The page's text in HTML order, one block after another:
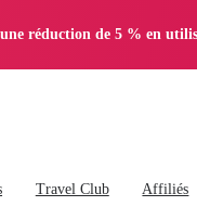
réduction de 5 % en
Travel Club Affiliés